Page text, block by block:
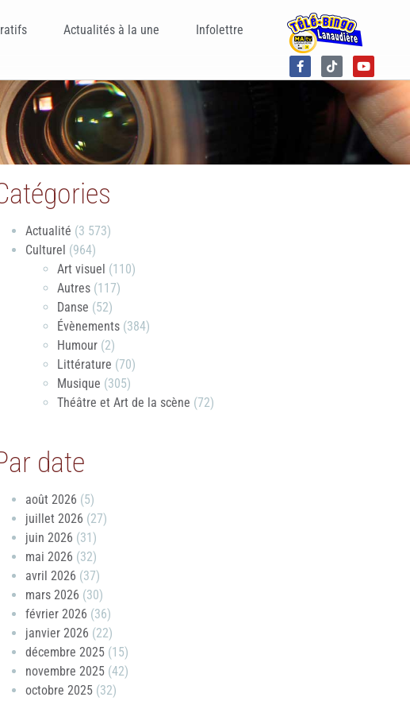
Actualités à la une Infolettre
Actualité (3 573)
Culturel (964)
Art visuel (110)
Autres (117)
Danse (52)
Évènements (384)
Humour (2)
Littérature (70)
Musique (305)
Théâtre et Art de la scène (72)
date
août 2026 (5)
juillet 2026 (27)
juin 2026 (31)
mai 2026 (32)
avril 2026 (37)
mars 2026 (30)
février 2026 (36)
janvier 2026 (22)
décembre 2025 (15)
novembre 2025 (42)
octobre 2025 (32)